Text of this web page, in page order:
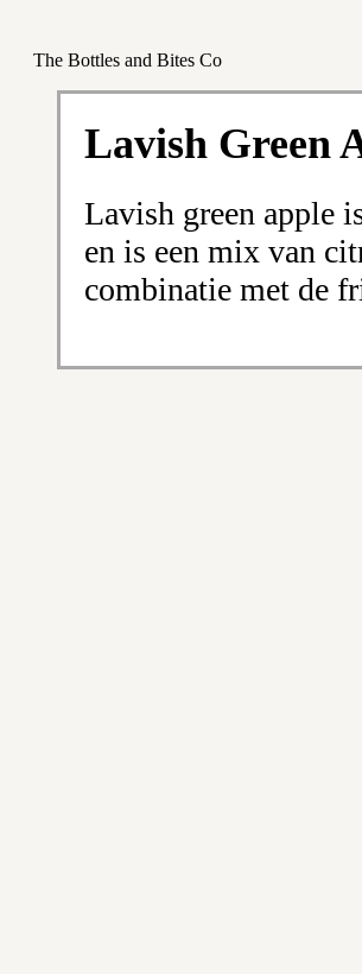
The Bottles and Bites Co
Lavish Green
Lavish green apple
en is een mix van
combinatie met de